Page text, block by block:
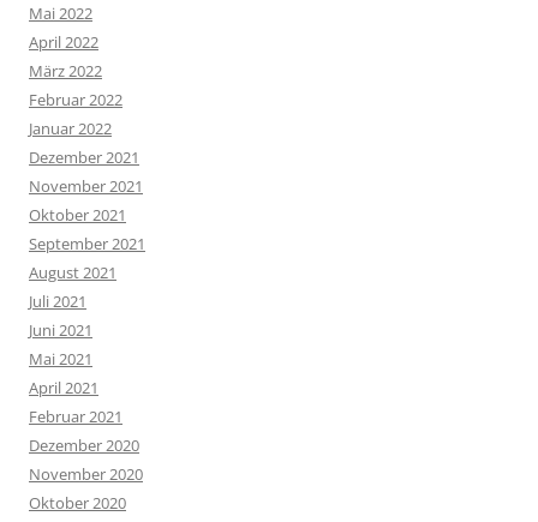
Mai 2022
April 2022
März 2022
Februar 2022
Januar 2022
Dezember 2021
November 2021
Oktober 2021
September 2021
August 2021
Juli 2021
Juni 2021
Mai 2021
April 2021
Februar 2021
Dezember 2020
November 2020
Oktober 2020